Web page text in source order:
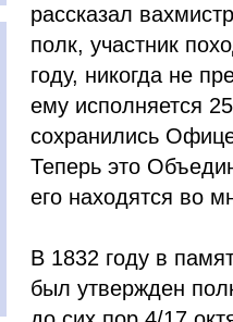
рассказал
полк, участник
году, никогда не
ему исполняется
сохранились
Теперь это
его находятся во
В 1832 году в
был утвержден